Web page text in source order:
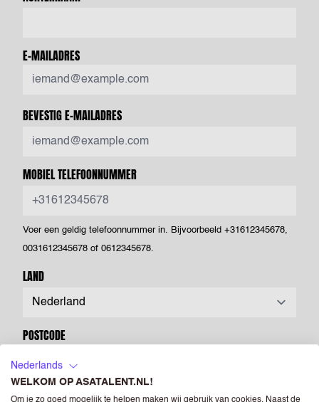
E-MAILADRES
BEVESTIG E-MAILADRES
MOBIEL TELEFOONNUMMER
Voer een geldig telefoonnummer in. Bijvoorbeeld +31612345678,
0031612345678 of 0612345678.
LAND
POSTCODE
CV(OPTIONEEL)
Nederlands
WELKOM OP ASATALENT.NL!
Om je zo goed mogelijk te helpen maken wij gebruik van cookies. Naast de